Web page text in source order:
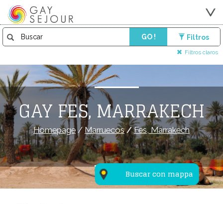
GO ! Filtros
Filtros claros
Buscar con mappa
GAY FES, MARRAKECH
Homepage/ Marruecos/Fes, Marrakech